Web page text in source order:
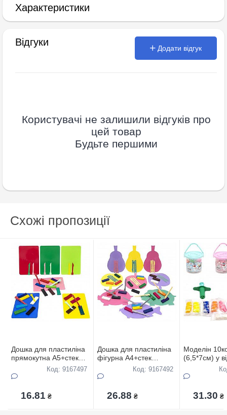
Характеристики
Відгуки
Додати відгук
Користувачі не залишили відгуків про
цей товар
Будьте першими
Схожі пропозиції
Дошка для пластиліна
прямокутна А5+стек
235*155 ммКод: 9167497
16.81 ₴
Дошка для пластиліна
фiгурна А4+стек
220*190 ммКод: 9167492
26.88 ₴
Моделiн
(6,5*7см) у
31.30 ₴